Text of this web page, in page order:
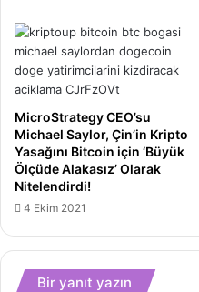
MicroStrategy CEO’su
Michael Saylor, Çin’in Kripto
Yasağını Bitcoin için ‘Büyük
Ölçüde Alakasız’ Olarak
Nitelendirdi!
4 Ekim 2021
Bir yanıt yazın